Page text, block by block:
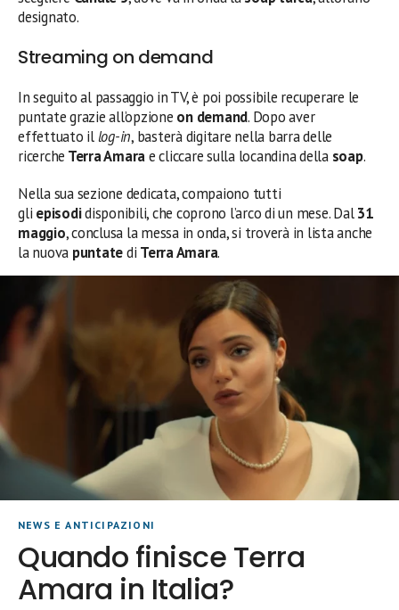
designato.
Streaming on demand
In seguito al passaggio in TV, è poi possibile recuperare le
puntate grazie all’opzione on demand. Dopo aver
effettuato illog-in, basterà digitare nella barra delle
ricerche Terra Amarae cliccare sulla locandina della soap.
Nella sua sezione dedicata, compaiono tutti
gli episodidisponibili, che coprono l’arco di un mese. Dal31
maggio, conclusa la messa in onda, si troverà in lista anche
la nuova puntatedi Terra Amara.
NEWS E ANTICIPAZIONI
Quando finisce Terra
Amara in Italia?